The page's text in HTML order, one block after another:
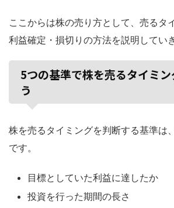
ここからは株の売り方として、売るタ
利益確定・損切りの方法を説明してい
5つの基準で株を売るタイミ
う
株を売るタイミングを判断する基準は
です。
目標としていた利益に達したか
投資を行った期間の長さ